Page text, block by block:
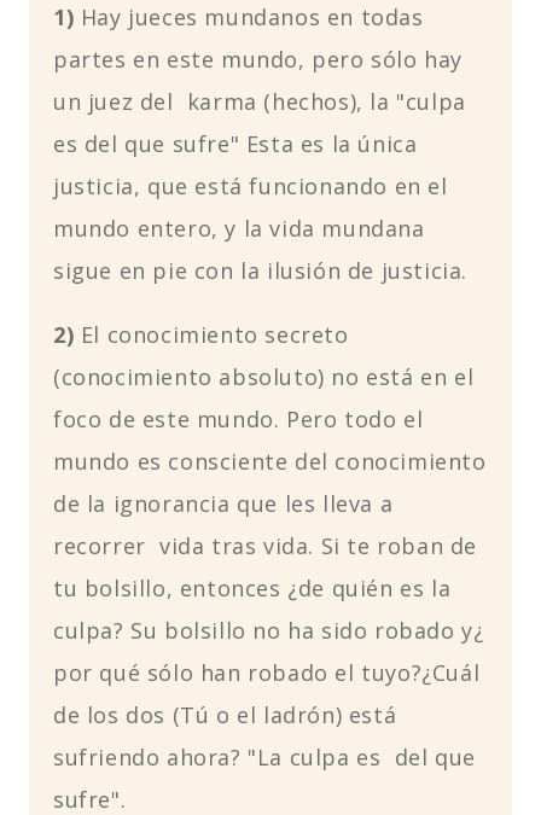
1) Hay jueces mundanos en todas
partes en este mundo, pero sólo hay
un juez del karma (hechos), la "culpa
es del que sufre" Esta es la única
justicia, que está funcionando en el
mundo entero, y la vida mundana
sigue en pie con la ilusión de justicia.
2) El conocimiento secreto
(conocimiento absoluto) no está en el
foco de este mundo. Pero todo el
mundo es consciente del conocimiento
de la ignorancia que les lleva a
recorrer vida tras vida. Si te roban de
tu bolsillo, entonces ¿de quién es la
culpa? Su bolsillo no ha sido robado y¿
por qué sólo han robado el tuyo?¿Cuál
de los dos (Tú o el ladrón) está
sufriendo ahora? "La culpa es del que
sufre".